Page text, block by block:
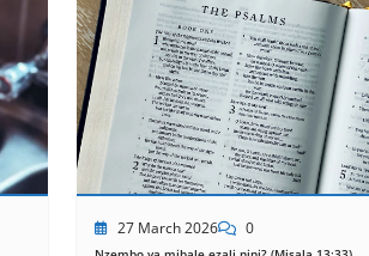
27 March 2026 0